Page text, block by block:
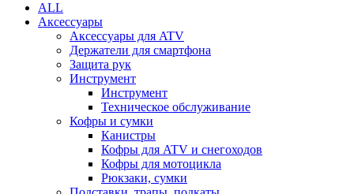
ALL
Аксессуары
Аксессуары для ATV
Держатели для смартфона
Защита рук
Инструмент
Инструмент
Техническое обслуживание
Кофры и сумки
Канистры
Кофры для ATV и снегоходов
Кофры для мотоцикла
Рюкзаки, сумки